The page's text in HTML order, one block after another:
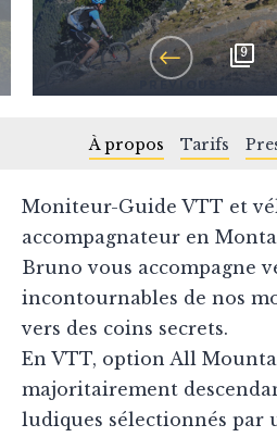
9
À propos Tarifs
Moniteur-Guide VTT et
accompagnateur en
Bruno vous accompagne
incontournables de nos
vers des coins secrets.
En VTT, option All
majoritairement
ludiques sélectionnés par